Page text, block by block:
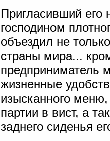
Пригласивший
господином
объездил не
страны мира...
предприниматель
жизненные
изысканного меню,
партии в вист, а
заднего сиденья